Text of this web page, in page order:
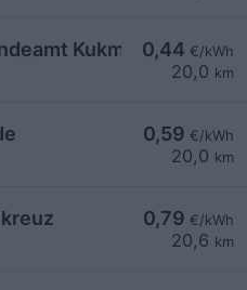
0,44 €/kWh
20,0 km
Kukmirn
0,59 €/kWh
20,0 km
0,79 €/kWh
20,6 km